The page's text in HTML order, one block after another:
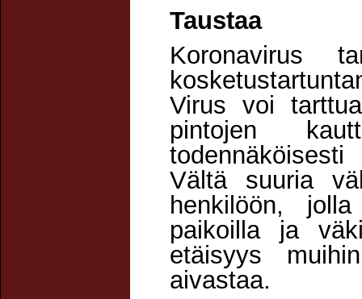
Taustaa
Koronavirus
Virus voi
pintojen
Vältä suuria
henkilöön,
paikoilla ja
etäisyys
aivastaa.